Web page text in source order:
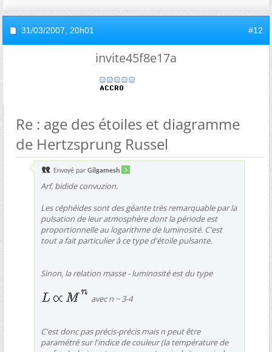
31/03/2007, 20h01 #12
invite45f8e17a
Re : age des étoiles et diagramme
de Hertzsprung Russel
Envoyé par Gilgamesh
Arf, bidide convuzion.
Les céphéides sont des géante très remarquable par la
pulsation de leur atmosphère dont lapériodeest
proportionnelle au logarithme deluminosité. C'est
tout a fait particulier à ce type d'étoile pulsante.
Sinon, la relation masse - luminosité est du type
avec n ~ 3-4
C'est donc pas précis-précis mais n peut être
paramétré sur l'indice de couleur (la température de